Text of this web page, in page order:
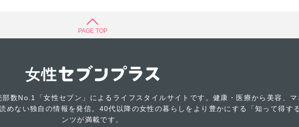
PAGE TOP
部数No.1「女性セブン」によるライフスタイルサイトです。健康・医療から美容、
めない独自の情報を発信。40代以降の女性の暮らしをより豊かにする「知って得す
ンツが満載です。